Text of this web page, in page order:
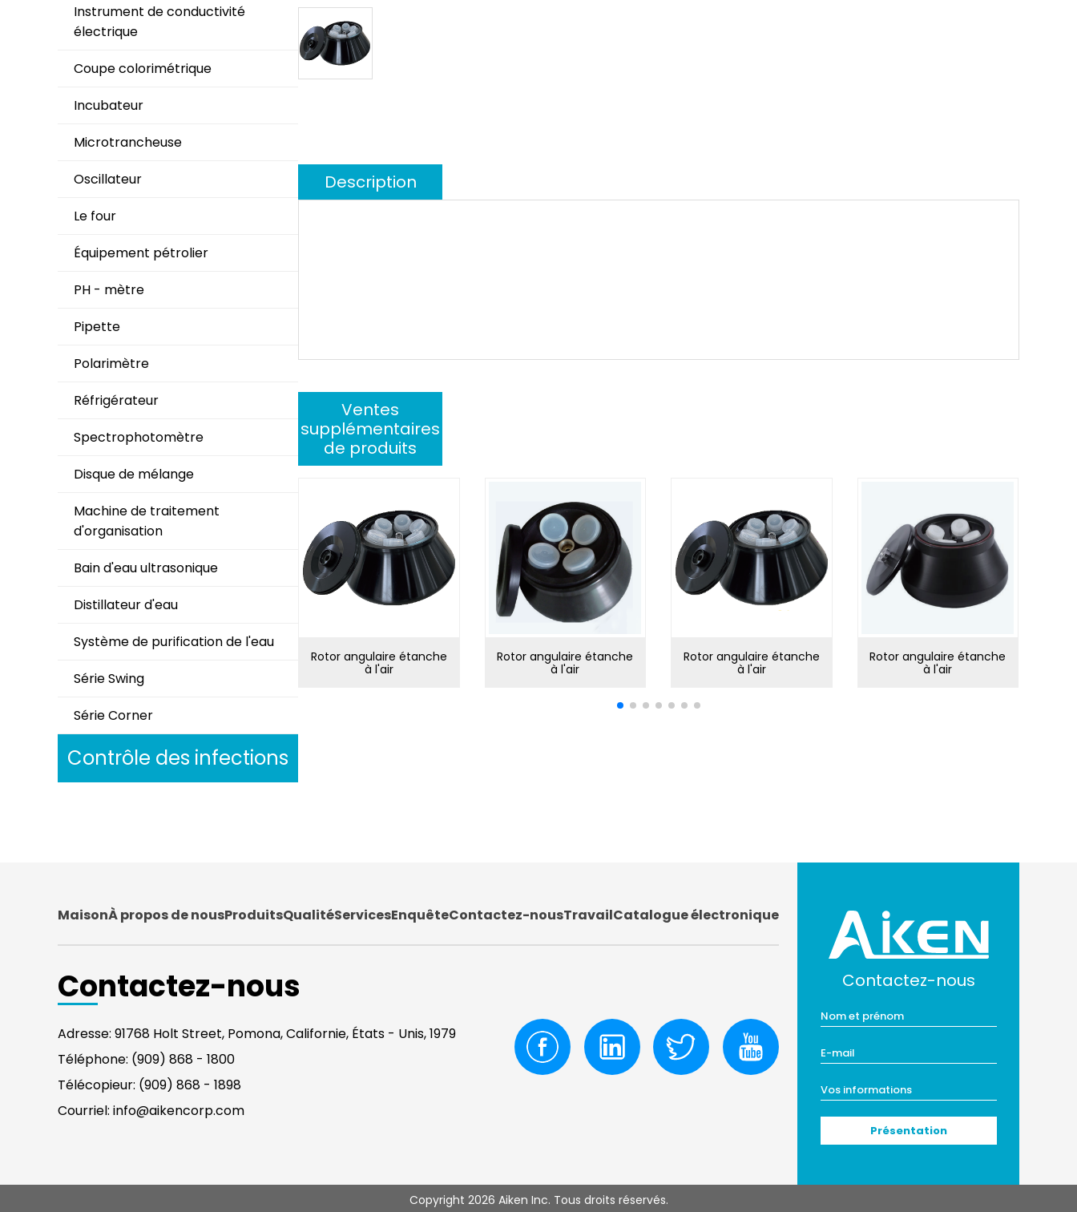
Instrument de conductivité
électrique
Coupe colorimétrique
Incubateur
Microtrancheuse
Oscillateur
Le four
Équipement pétrolier
PH - mètre
Pipette
Polarimètre
Réfrigérateur
Spectrophotomètre
Disque de mélange
Machine de traitement
d'organisation
Bain d'eau ultrasonique
Distillateur d'eau
Système de purification de l'eau
Série Swing
Série Corner
Contrôle des infections
Description
Ventes
supplémentaires
de produits
Rotor angulaire étanche
à l'air
Rotor angulaire étanche
à l'air
Rotor angulaire étanche
à l'air
Rotor angulaire étanche
à l'air
MaisonÀ propos de nousProduitsQualitéServicesEnquêteContactez-nousTravailCatalogue électronique
Contactez-nous
Adresse: 91768 Holt Street, Pomona, Californie, États - Unis, 1979
Téléphone: (909) 868 - 1800
Télécopieur: (909) 868 - 1898
Courriel: info@aikencorp.com
Contactez-nous
Présentation
Copyright 2026 Aiken Inc. Tous droits réservés.